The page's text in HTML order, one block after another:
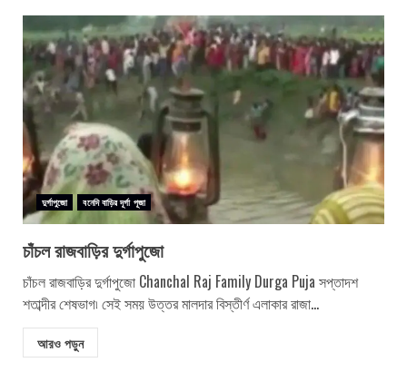
দুর্গাপুজো বনেদি বাড়ির দূর্গা পূজা
চাঁচল রাজবাড়ির দুর্গাপুজো
চাঁচল রাজবাড়ির দুর্গাপুজো Chanchal Raj Family Durga Puja সপ্তাদশ
শতাব্দীর শেষভাগ৷ সেই সময় উত্তর মালদার বিস্তীর্ণ এলাকার রাজা...
আরও পড়ুন